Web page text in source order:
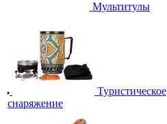
Мультитулы
Туристическое
снаряжение